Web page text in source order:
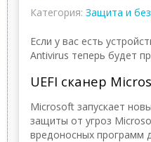
Категория: Защита и
Если у вас есть
Antivirus теперь будет
UEFI сканер
Microsoft запускает
защиты от угроз
вредоносных программ